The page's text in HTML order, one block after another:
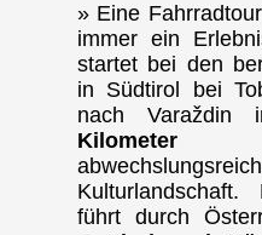
» Eine
immer ein
startet bei den
in Südtirol bei
nach
Kilometer
führt durch